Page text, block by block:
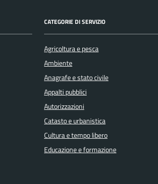
CATEGORIE DI SERVIZIO
Agricoltura e pesca
Ambiente
Anagrafe e stato civile
Appalti pubblici
Autorizzazioni
Catasto e urbanistica
Cultura e tempo libero
Educazione e formazione